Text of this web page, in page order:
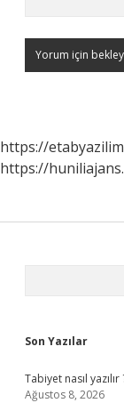
https://
https://
Son Yazılar
Tabiyet nasıl yazılır
Ağustos 8, 2026